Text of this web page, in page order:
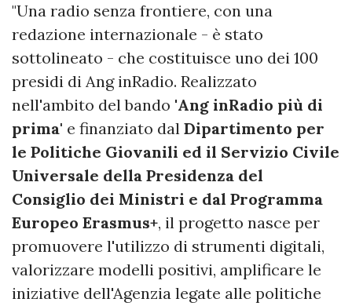
"Una radio senza frontiere, con una
redazione internazionale - è stato
sottolineato - che costituisce uno dei 100
presidi di Ang inRadio. Realizzato
nell'ambito del bando 'Ang inRadio più di
prima' e finanziato dal Dipartimento per
le Politiche Giovanili ed il Servizio Civile
Universale della Presidenza del
Consiglio dei Ministri e dal Programma
Europeo Erasmus+, il progetto nasce per
promuovere l'utilizzo di strumenti digitali,
valorizzare modelli positivi, amplificare le
iniziative dell'Agenzia legate alle politiche